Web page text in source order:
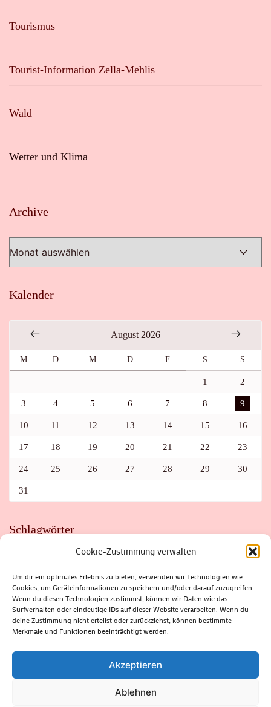
Cookie-Zustimmung verwalten
Um dir ein optimales Erlebnis zu bieten, verwenden wir Technologien wie
Cookies, um Geräteinformationen zu speichern und/oder darauf zuzugreifen.
Wenn du diesen Technologien zustimmst, können wir Daten wie das
Surfverhalten oder eindeutige IDs auf dieser Website verarbeiten. Wenn du
deine Zustimmung nicht erteilst oder zurückziehst, können bestimmte
Merkmale und Funktionen beeinträchtigt werden.
Akzeptieren
Ablehnen
Tourismus
Tourist-Information Zella-Mehlis
Wald
Wetter und Klima
Archive
Kalender
August 2026
M D M D F S S
1 2
3 4 5 6 7 8 9
10 11 12 13 14 15 16
17 18 19 20 21 22 23
24 25 26 27 28 29 30
31
Schlagwörter
FAHRRAD
FLOHMARKT FOLK GEWINNSPIEL
HITZE
HITZEFALLE AUTO
IRISH DANCE JAZZ
KABARETT
KINDER
KIRMES KLASSIK
KLEINE SUHLER REIHE
KRIMI
KULTUR LESUNG LOTTO
MEININGEN
PARASITEN
PILZE SCHLEUSINGEN
SCHULWEG
SOMMERFERIEN
SPORT SRH
STADTFEST
STADTMARKETING
STRASSENSPERRUNG
SUHL
SUHLER FRÜHLING
SUHLER STADTMARKETING
THÜRINGER WALD
ZELLA-MEHLIS